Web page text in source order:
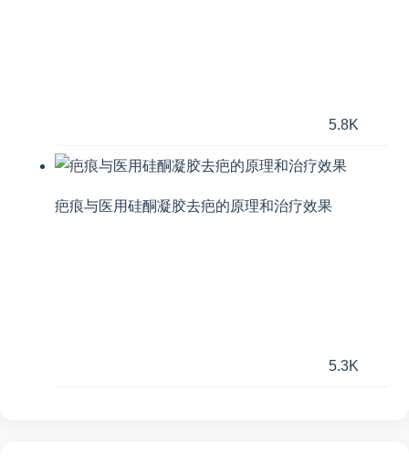
5.8K
疤痕与医用硅酮凝胶去疤的原理和治疗效果
5.3K